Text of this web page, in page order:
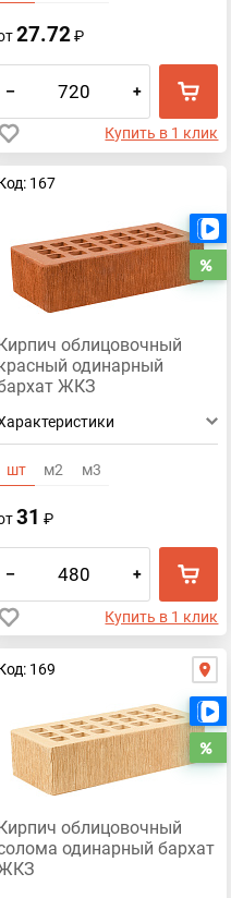
Темный
27.72₽
– +
Купить в 1 клик
167
Кирпич облицовочный
одинарный
ЖКЗ
шт м2 м3
31 ₽
– +
Купить в 1 клик
169
Кирпич облицовочный
одинарный бархат